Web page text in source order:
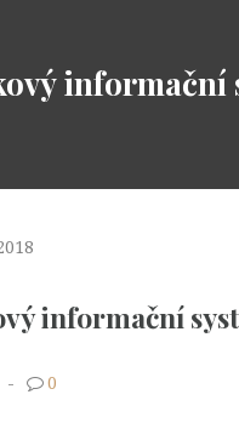
informační
informační
- 0